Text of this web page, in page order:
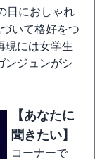
日におしゃれ
いて格好をつ
現には女学生
ンジュンがシ
【あなたに
聞きたい】
コーナーで